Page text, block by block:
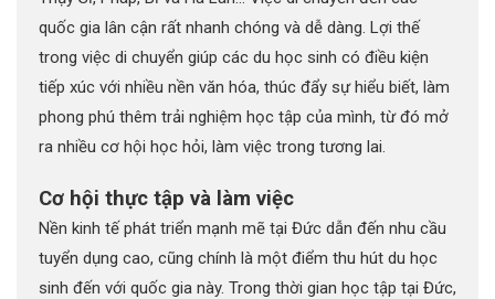
quốc gia lân cận rất nhanh chóng và dễ dàng. Lợi thế
trong việc di chuyển giúp các du học sinh có điều kiện
tiếp xúc với nhiều nền văn hóa, thúc đẩy sự hiểu biết, làm
phong phú thêm trải nghiệm học tập của mình, từ đó mở
ra nhiều cơ hội học hỏi, làm việc trong tương lai.
Cơ hội thực tập và làm việc
Nền kinh tế phát triển mạnh mẽ tại Đức dẫn đến nhu cầu
tuyển dụng cao, cũng chính là một điểm thu hút du học
sinh đến với quốc gia này. Trong thời gian học tập tại Đức,